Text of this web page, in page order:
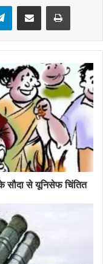
TelegramShare via Email Print
सौदा से यूनिसेफ चिंतित